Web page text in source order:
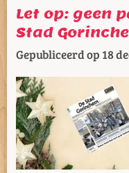
Let op: geen
Stad
Gepubliceerd op 18